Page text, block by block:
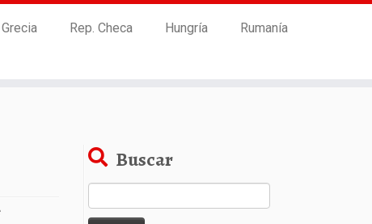
Grecia Rep. Checa Hungría
Rumanía
Buscar